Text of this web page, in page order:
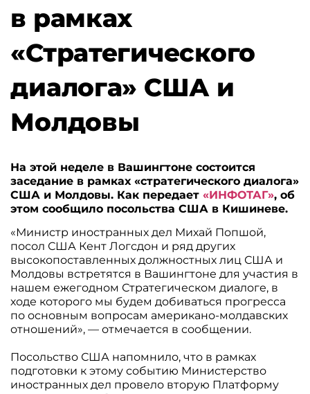
в рамках
«Стратегического
диалога» США и
Молдовы
На этой неделе в Вашингтоне состоится
заседание в рамках «стратегического диалога»
США и Молдовы. Как передает«ИНФОТАГ», об
этом сообщило посольства США в Кишиневе.
«Министр иностранных дел Михай Попшой,
посол США Кент Логсдон и ряд других
высокопоставленных должностных лиц США и
Молдовы встретятся в Вашингтоне для участия в
нашем ежегодном Стратегическом диалоге, в
ходе которого мы будем добиваться прогресса
по основным вопросам американо-молдавских
отношений», — отмечается в сообщении.
Посольство США напомнило, что в рамках
подготовки к этому событию Министерство
иностранных дел провело вторую Платформу